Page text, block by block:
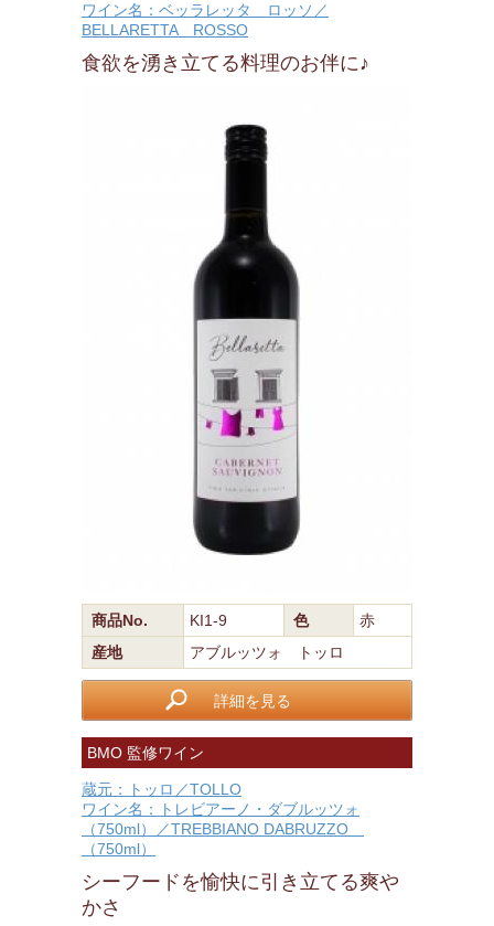
ワイン名：ベッラレッタ ロッソ／
BELLARETTA ROSSO
食欲を湧き立てる料理のお伴に♪
商品No. KI1-9 色
赤
産地
アブルッツォ トッロ
詳細を見る
BMO 監修ワイン
蔵元：トッロ／TOLLO
ワイン名：トレビアーノ・ダブルッツォ
（750ml）／TREBBIANO DABRUZZO
（750ml）
シーフードを愉快に引き立てる爽や
かさ